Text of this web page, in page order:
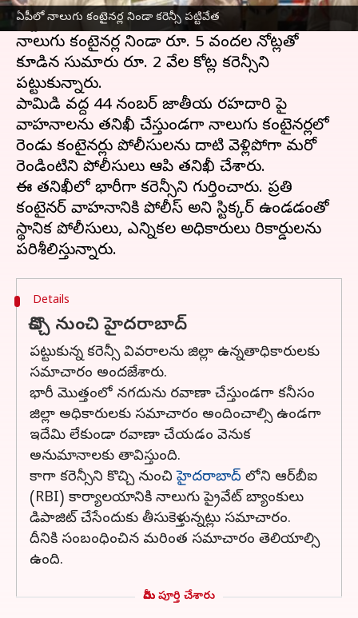
ఏపీలో నాలుగు కంటైనర్ల నిండా కరెన్సీ పట్టివేత
పట్టుకున్నారు.
నాలుగు కంటైనర్ల నిండా రూ. 5 వందల నోట్లతో
కూడిన సుమారు రూ. 2 వేల కోట్ల కరెన్సీని
పట్టుకున్నారు.
పామిడి వద్ద 44 నంబర్‌ జాతీయ రహదారి పై
వాహనాలను తనిఖీ చేస్తుండగా నాలుగు కంటైనర్లలో
రెండు కంటైనర్లు పోలీసులను దాటి వెళ్లిపోగా మరో
రెండింటిని పోలీసులు ఆపి తనిఖీ చేశారు.
ఈ తనిఖీలో భారీగా కరెన్సీని గుర్తించారు. ప్రతి
కంటైనర్‌ వాహనానికి పోలీస్‌ అని స్టిక్కర్‌ ఉండడంతో
స్థానిక పోలీసులు, ఎన్నికల అధికారులు రికార్డులను
Details
కొచ్చి నుంచి హైదరాబాద్
పట్టుకున్న కరెన్సీ వివరాలను జిల్లా ఉన్నతాధికారులకు
సమాచారం అందజేశారు.
భారీ మొత్తంలో నగదును రవాణా చేస్తుండగా కనీసం
జిల్లా అధికారులకు సమాచారం అందించాల్సి ఉండగా
ఇదేమి లేకుండా రవాణా చేయడం వెనుక
అనుమానాలకు తావిస్తుంది.
కాగా కరెన్సీని కొచ్చి నుంచిహైదరాబాద్ లోని ఆర్‌బీఐ
(RBI) కార్యాలయానికి నాలుగు ప్రైవేట్‌ బ్యాంకులు
డిపాజిట్‌ చేసేందుకు తీసుకెళ్తున్నట్లు సమాచారం.
దీనికి సంబంధించిన మరింత సమాచారం తెలియాల్సి
ఉంది.
మీరు పూర్తి చేశారు